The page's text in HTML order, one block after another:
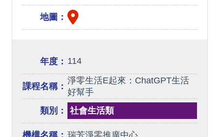
地圖：
年度： 114
課程名稱：
淨零生活E起來：ChatGPT生活
好幫手
類別：
社會生活類